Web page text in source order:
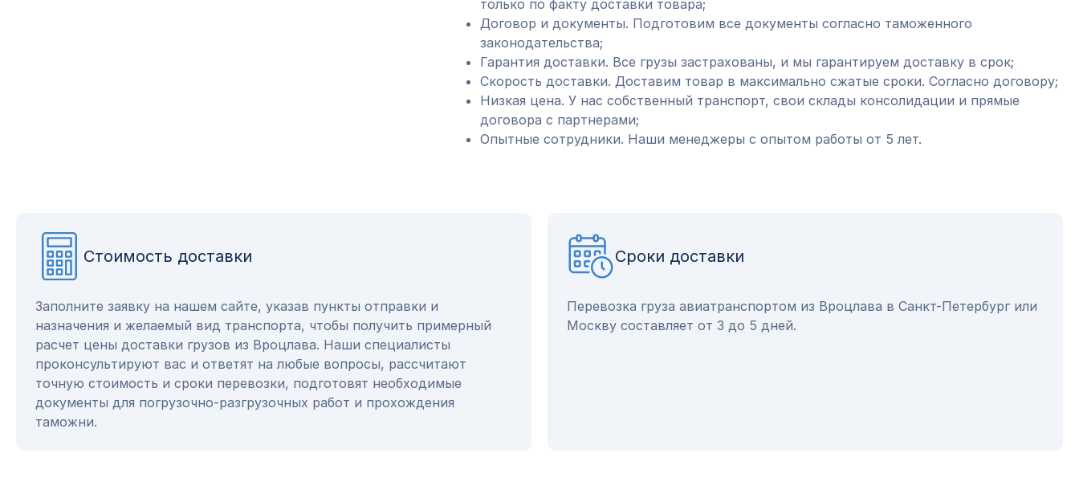
только по факту доставки товара;
Договор и документы. Подготовим все документы согласно таможенного
законодательства;
Гарантия доставки. Все грузы застрахованы, и мы гарантируем доставку в срок;
Скорость доставки. Доставим товар в максимально сжатые сроки. Согласно договору;
Низкая цена. У нас собственный транспорт, свои склады консолидации и прямые
договора с партнерами;
Опытные сотрудники. Наши менеджеры с опытом работы от 5 лет.
Стоимость доставки
Заполните заявку на нашем сайте, указав пункты отправки и
назначения и желаемый вид транспорта, чтобы получить примерный
расчет цены доставки грузов из Вроцлава. Наши специалисты
проконсультируют вас и ответят на любые вопросы, рассчитают
точную стоимость и сроки перевозки, подготовят необходимые
документы для погрузочно-разгрузочных работ и прохождения
таможни.
Сроки доставки
Перевозка груза авиатранспортом из Вроцлава в Санкт-Петербург или
Москву составляет от 3 до 5 дней.